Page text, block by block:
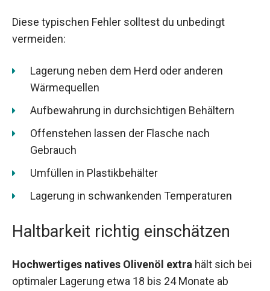
Diese typischen Fehler solltest du unbedingt
vermeiden:
Lagerung neben dem Herd oder anderen
Wärmequellen
Aufbewahrung in durchsichtigen Behältern
Offenstehen lassen der Flasche nach
Gebrauch
Umfüllen in Plastikbehälter
Lagerung in schwankenden Temperaturen
Haltbarkeit richtig einschätzen
Hochwertiges natives Olivenöl extra hält sich bei
optimaler Lagerung etwa 18 bis 24 Monate ab